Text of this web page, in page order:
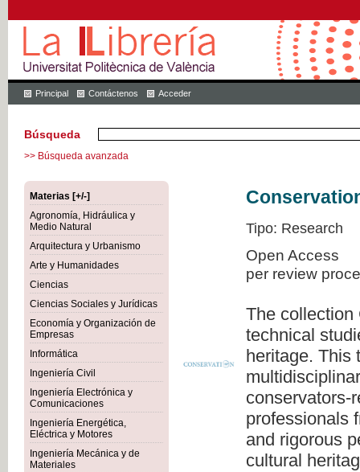
Principal Contáctenos Acceder
Búsqueda
>> Búsqueda avanzada
Materias [+/-]
Agronomía, Hidráulica y
Medio Natural
Arquitectura y Urbanismo
Arte y Humanidades
Ciencias
Ciencias Sociales y Jurídicas
Economía y Organización de
Empresas
Informática
Ingeniería Civil
Ingeniería Electrónica y
Comunicaciones
Ingeniería Energética,
Eléctrica y Motores
Ingeniería Mecánica y de
Materiales
Tipo: Research
Open Access
per review
The collection
technical
heritage. This
conservators-
professionals
and rigorous
cultural